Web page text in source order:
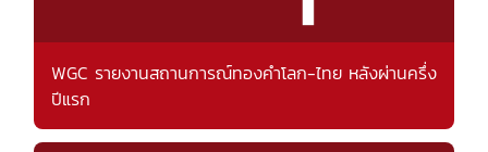
WGC รายงานสถานการณ์ทองคำโลก-ไทย หลังผ่านครึ่ง
ปีแรก